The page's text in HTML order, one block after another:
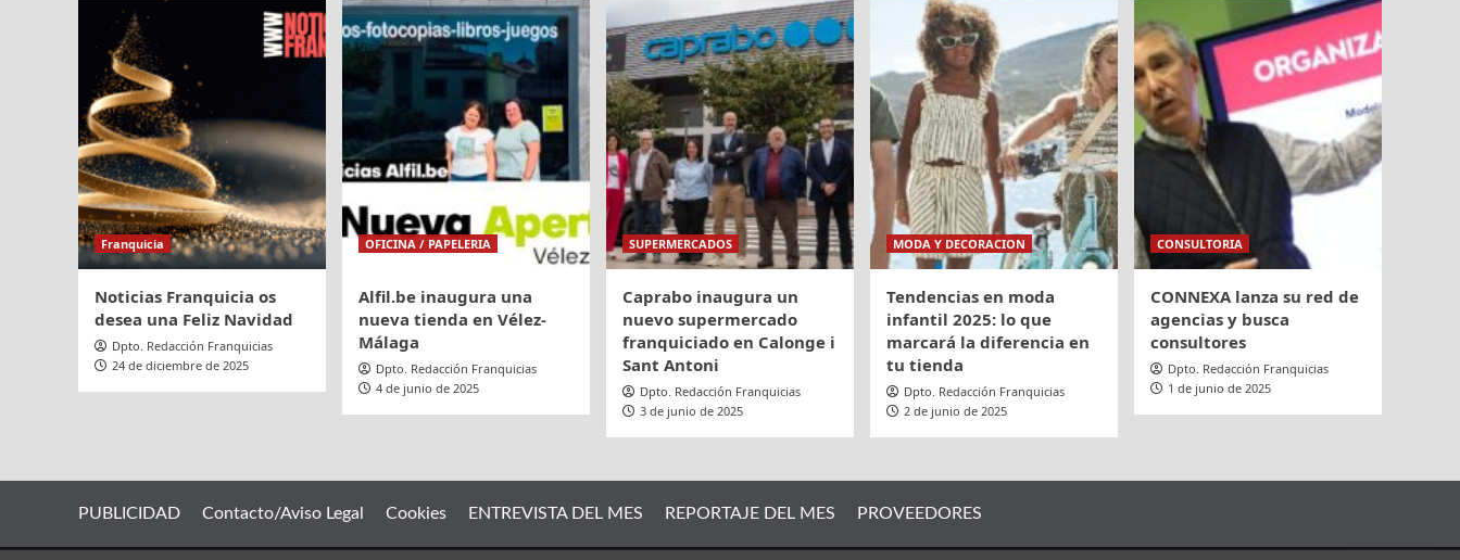
Franquicia
Noticias Franquicia os
desea una Feliz Navidad
Dpto. Redacción Franquicias
24 de diciembre de 2025
OFICINA / PAPELERIA
Alfil.be inaugura una
nueva tienda en Vélez-
Málaga
Dpto. Redacción Franquicias
4 de junio de 2025
SUPERMERCADOS
Caprabo inaugura un
nuevo supermercado
franquiciado en Calonge i
Sant Antoni
Dpto. Redacción Franquicias
3 de junio de 2025
MODA Y DECORACION
Tendencias en moda
infantil 2025: lo que
marcará la diferencia en
tu tienda
Dpto. Redacción Franquicias
2 de junio de 2025
CONSULTORIA
CONNEXA lanza su red de
agencias y busca
consultores
Dpto. Redacción Franquicias
1 de junio de 2025
PUBLICIDAD Contacto/Aviso Legal Cookies ENTREVISTA DEL MES REPORTAJE DEL MES PROVEEDORES